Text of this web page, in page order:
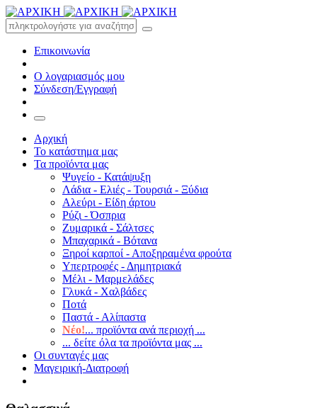
Επικοινωνία
Ο λογαριασμός μου
Σύνδεση/Εγγραφή
Αρχική
Το κατάστημα μας
Τα προϊόντα μας
Ψυγείο - Κατάψυξη
Λάδια - Ελιές - Τουρσιά - Ξύδια
Αλεύρι - Είδη άρτου
Ρύζι - Όσπρια
Ζυμαρικά - Σάλτσες
Μπαχαρικά - Βότανα
Ξηροί καρποί - Αποξηραμένα φρούτα
Υπερτροφές - Δημητριακά
Μέλι - Μαρμελάδες
Γλυκά - Χαλβάδες
Ποτά
Παστά - Αλίπαστα
Νέο!... προϊόντα ανά περιοχή ...
... δείτε όλα τα προϊόντα μας ...
Οι συνταγές μας
Μαγειρική-Διατροφή